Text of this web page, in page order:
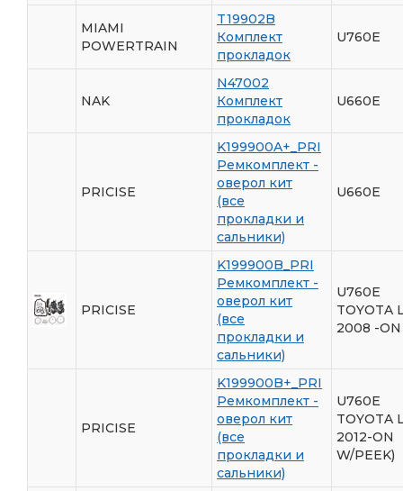
MIAMI
POWERTRAIN
T19902B
Комплект
прокладок
U760E
NAK
N47002
Комплект
прокладок
U660E
PRICISE
K199900A+_PRI
Ремкомплект -
оверол кит
(все
прокладки и
сальники)
U660E
PRICISE
K199900B_PRI
Ремкомплект -
оверол кит
(все
прокладки и
сальники)
U760E
TOYOTA
2008 -ON
PRICISE
K199900B+_PRI
Ремкомплект -
оверол кит
(все
прокладки и
сальники)
U760E
TOYOTA
2012-ON
W/PEEK)